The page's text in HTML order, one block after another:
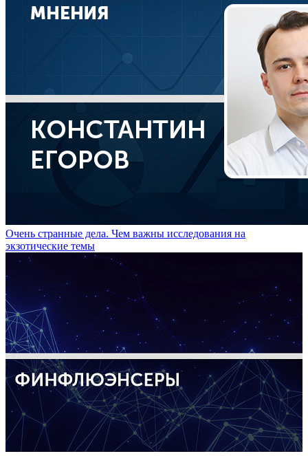
Очень странные дела. Чем важны исследования на
экзотические темы